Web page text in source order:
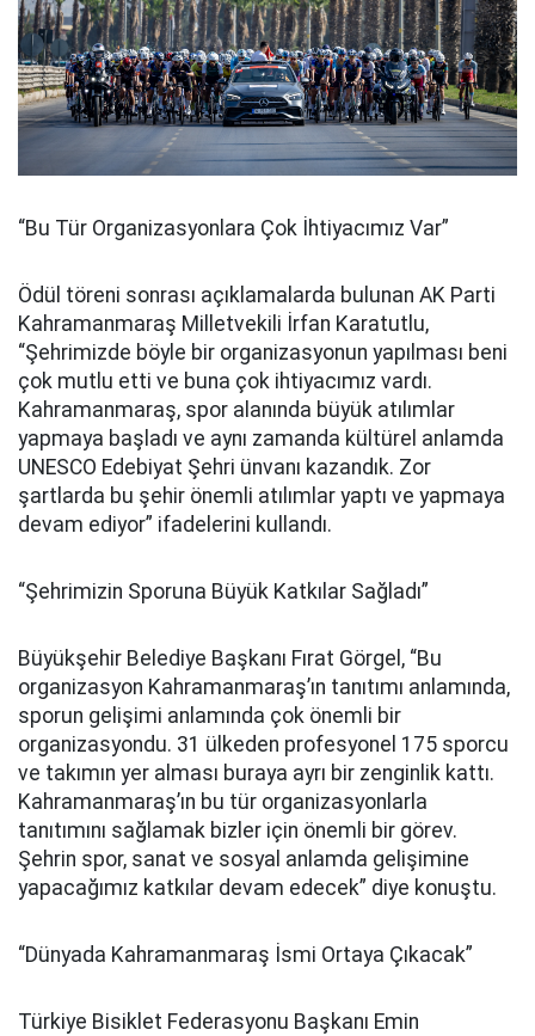
“Bu Tür Organizasyonlara Çok İhtiyacımız Var”
Ödül töreni sonrası açıklamalarda bulunan AK Parti
Kahramanmaraş Milletvekili İrfan Karatutlu,
“Şehrimizde böyle bir organizasyonun yapılması beni
çok mutlu etti ve buna çok ihtiyacımız vardı.
Kahramanmaraş, spor alanında büyük atılımlar
yapmaya başladı ve aynı zamanda kültürel anlamda
UNESCO Edebiyat Şehri ünvanı kazandık. Zor
şartlarda bu şehir önemli atılımlar yaptı ve yapmaya
devam ediyor” ifadelerini kullandı.
“Şehrimizin Sporuna Büyük Katkılar Sağladı”
Büyükşehir Belediye Başkanı Fırat Görgel, “Bu
organizasyon Kahramanmaraş’ın tanıtımı anlamında,
sporun gelişimi anlamında çok önemli bir
organizasyondu. 31 ülkeden profesyonel 175 sporcu
ve takımın yer alması buraya ayrı bir zenginlik kattı.
Kahramanmaraş’ın bu tür organizasyonlarla
tanıtımını sağlamak bizler için önemli bir görev.
Şehrin spor, sanat ve sosyal anlamda gelişimine
yapacağımız katkılar devam edecek” diye konuştu.
“Dünyada Kahramanmaraş İsmi Ortaya Çıkacak”
Türkiye Bisiklet Federasyonu Başkanı Emin